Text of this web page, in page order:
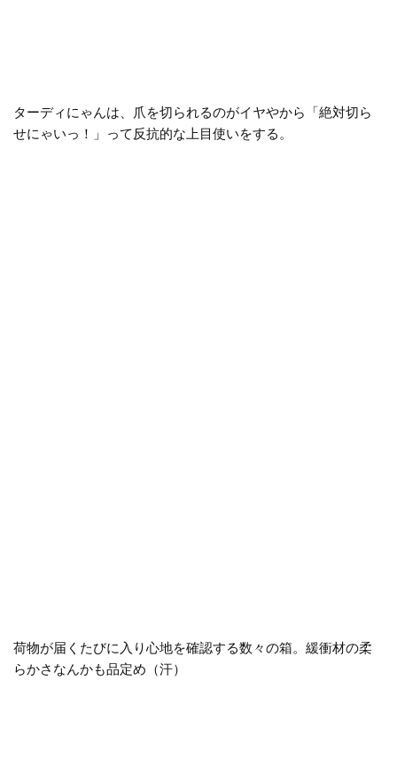
ターディにゃんは、爪を切られるのがイヤやから「絶対切ら
せにゃいっ！」って反抗的な上目使いをする。
荷物が届くたびに入り心地を確認する数々の箱。緩衝材の柔
らかさなんかも品定め（汗）